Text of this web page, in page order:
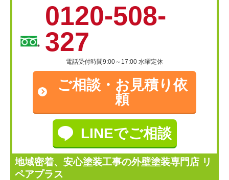
0120-508-
327
電話受付時間9:00～17:00 水曜定休
ご相談・ お見積り依
頼
LINEでご相談
地域密着、安心塗装工事の外壁塗装専門店 リ
ペアプラス